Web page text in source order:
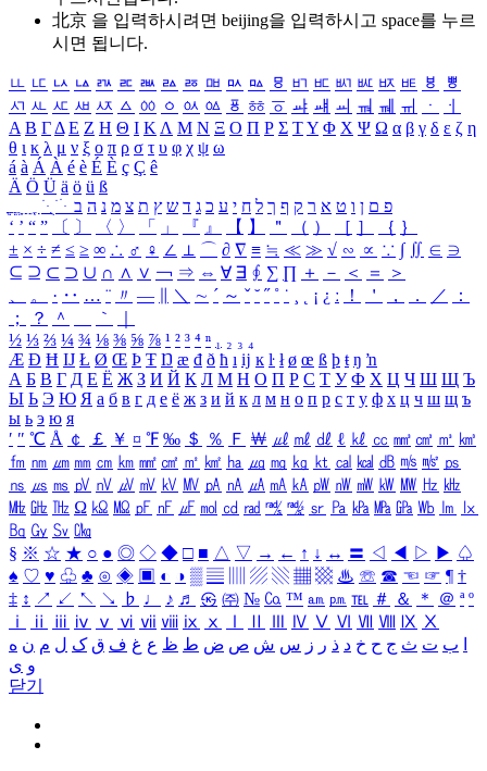
北京 을 입력하시려면 beijing을 입력하시고 space를 누르
시면 됩니다.
ㅥ ㅦ ㅧ ㅨ ㅩ ㅪ ㅫ ㅬ ㅭ ㅮ ㅯ ㅰ ㅱ ㅲ ㅳ ㅴ ㅵ ㅶ ㅷ ㅸ
ㅹ
ㅺ ㅻ ㅼ ㅽ ㅾ ㅿ ㆀ ㆁ ㆂ ㆃ ㆄ ㆅ ㆆ ㆇ ㆈ ㆉ ㆊ ㆋ ㆌ ㆍ
ㆎ
Α Β ΓΔ Ε Ζ Η Θ Ι ΚΛ Μ Ν Ξ Ο Π Ρ Σ ΤΥ Φ Χ Ψ Ω α β γ δ ε ζ η
θ ι κ λ μ ν ξ ο π ρ σ τ υ φ χ ψ ω
á à Á À é è É È ç Ç ê
Ä Ö Ü ä ö ü ß
ִֶֹ ֻּ ׁׂ פ ם ן ו ט א ר ק ף ך ל ח י ע כ ג ד ש ץ ת צ מ נ ה ב
‘ ’ “ ” 〔 〕 〈 〉 「 」 『 』 【 】 ＂ （ ） ［ ］ ｛ ｝
± × ÷ ≠ ≤ ≥ ∞ ∴ ♂ ♀ ∠ ⊥ ⌒ ∂ ∇ ≡ ≒ ≪ ≫ √ ∽ ∝ ∵ ∫ ∬ ∈ ∋
⊆ ⊇ ⊂ ⊃ ∪ ∩ ∧ ∨ ￢ ⇒ ⇔ ∀ ∃ ∮ ∑ ∏ ＋ － ＜ ＝
＞
、
。 · ‥ … ¨ 〃 ― ＼ ∼ ´ ～ ˇ ˘ ˝ ˚ ˙ ¸ ¡ ¿ ː ！ ＇ ， ． ／
：
；
？ ＾ ｀
½ ⅓ ⅔ ¼ ¾ ⅛ ⅜ ⅝ ⅞ ¹ ² ³ ⁴ ⁿ ₁ ₂ ₃ ₄
Æ Ð Ħ Ĳ Ł Ø Œ Þ Ŧ Ŋ æ đ ð ħ ı ĳ ĸ ŀ ł ø œ ß þ ŧ ŋ ŉ
А Б В Г Д Е Ё Ж З И Й К Л М Н О П Р С Т У Ф Х Ц Ч Ш Щ Ъ
Ы Ь Э Ю Я а б в г д е ё ж з и й к л м н о п р с т у ф х ц ч ш щ ъ
ы ь э ю я
′ ″ ℃ Å ￠ ￡ ￥ ¤ ℉ ‰ ＄ ％ Ｆ ￦ ㎕ ㎖ ㎗ ℓ ㎘ ㏄ ㎣ ㎤ ㎥ ㎦
㎙ ㎚ ㎛ ㎜ ㎝ ㎞ ㎟ ㎠ ㎡ ㎢ ㏊ ㎍ ㎎ ㎏ ㏏ ㎈ ㎉ ㏈ ㎧ ㎨ ㎰
㎱ ㎲ ㎳ ㎴ ㎵ ㎶ ㎷ ㎸ ㎹ ㎀ ㎁ ㎂ ㎃ ㎄ ㎺ ㎻ ㎽ ㎾ ㎿ ㎐ ㎑
㎒ ㎓ ㎔ Ω ㏀ ㏁ ㎊ ㎋ ㎌ ㏖ ㏅ ㎭ ㎮ ㎯ ㏛ ㎩ ㎪ ㎫ ㎬ ㏝ ㏐
㏓
㏃ ㏉ ㏜ ㏆
§ ※ ☆ ★ ○ ● ◎ ◇ ◆ □ ■ △ ▽ → ← ↑ ↓ ↔ 〓 ◁ ◀ ▷ ▶ ♤
♠ ♡ ♥ ♧ ♣ ⊙ ◈ ▣ ◐ ◑ ▒ ▤ ▨ ▧ ▦ ▩ ♨ ☏ ☎ ☜ ☞ ¶ †
‡ ↕ ↗ ↙ ↖ ↘ ♭ ♩ ♪ ♬ ㉿ ㈜ № ㏇ ™ ㏂ ㏘ ℡ ＃ ＆ ＊ ＠ ª º
ⅰ
ⅱ ⅲ ⅳ ⅴ ⅵ ⅶ ⅷ ⅸ ⅹ Ⅳ Ⅴ Ⅵ Ⅶ Ⅷ Ⅸ Ⅹ
ب ت ث ج ح خ د ذ ر ز س ش ص ض ط ظ ع غ ف ق ک ل م ن ه
و ی
닫기